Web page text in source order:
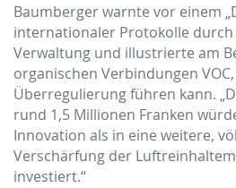
Baumberger warnte vor einem
internationaler Protokolle
Verwaltung und illustrierte am
organischen Verbindungen
Überregulierung führen kann.
rund 1,5 Millionen Franken
Innovation als in eine weitere,
Verschärfung der
investiert.“